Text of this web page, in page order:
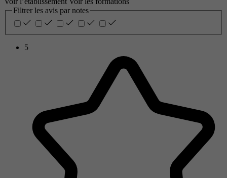
Filtrer les avis par notes
5